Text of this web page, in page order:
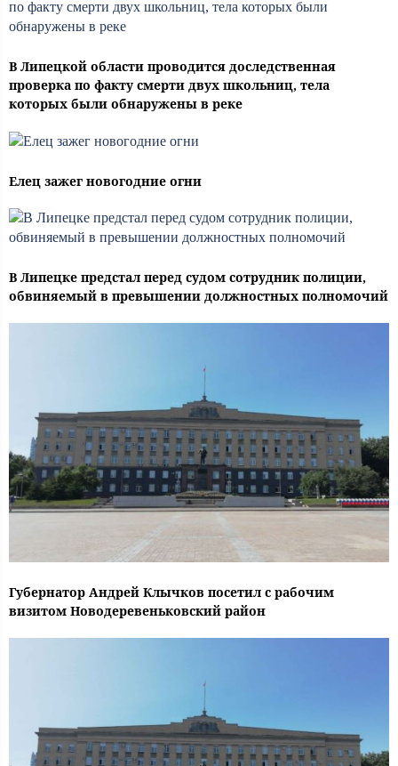
В Липецкой области проводится доследственная
проверка по факту смерти двух школьниц, тела
которых были обнаружены в реке
Елец зажег новогодние огни
В Липецке предстал перед судом сотрудник полиции,
обвиняемый в превышении должностных полномочий
Губернатор Андрей Клычков посетил с рабочим
визитом Новодеревеньковский район